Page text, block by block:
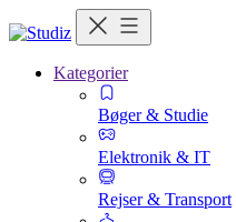
Kategorier
Bøger & Studie
Elektronik & IT
Rejser & Transport